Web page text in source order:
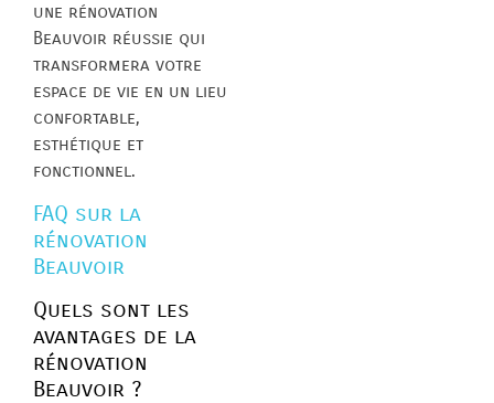
une rénovation
Beauvoir réussie qui
transformera votre
espace de vie en un lieu
confortable,
esthétique et
fonctionnel.
FAQ sur la
rénovation
Beauvoir
Quels sont les
avantages de la
rénovation
Beauvoir ?